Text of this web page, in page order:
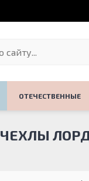
ОТЕЧЕСТВЕННЫЕ
ЧЕХЛЫ ЛОРД